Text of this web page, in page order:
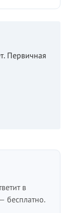
Первичная
в
бесплатно.